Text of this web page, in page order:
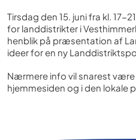
Tirsdag den 15. juni fra kl. 17-
for landdistrikter i
henblik på præsentation af
ideer for en ny
Nærmere info vil snarest
hjemmesiden og i den lokale